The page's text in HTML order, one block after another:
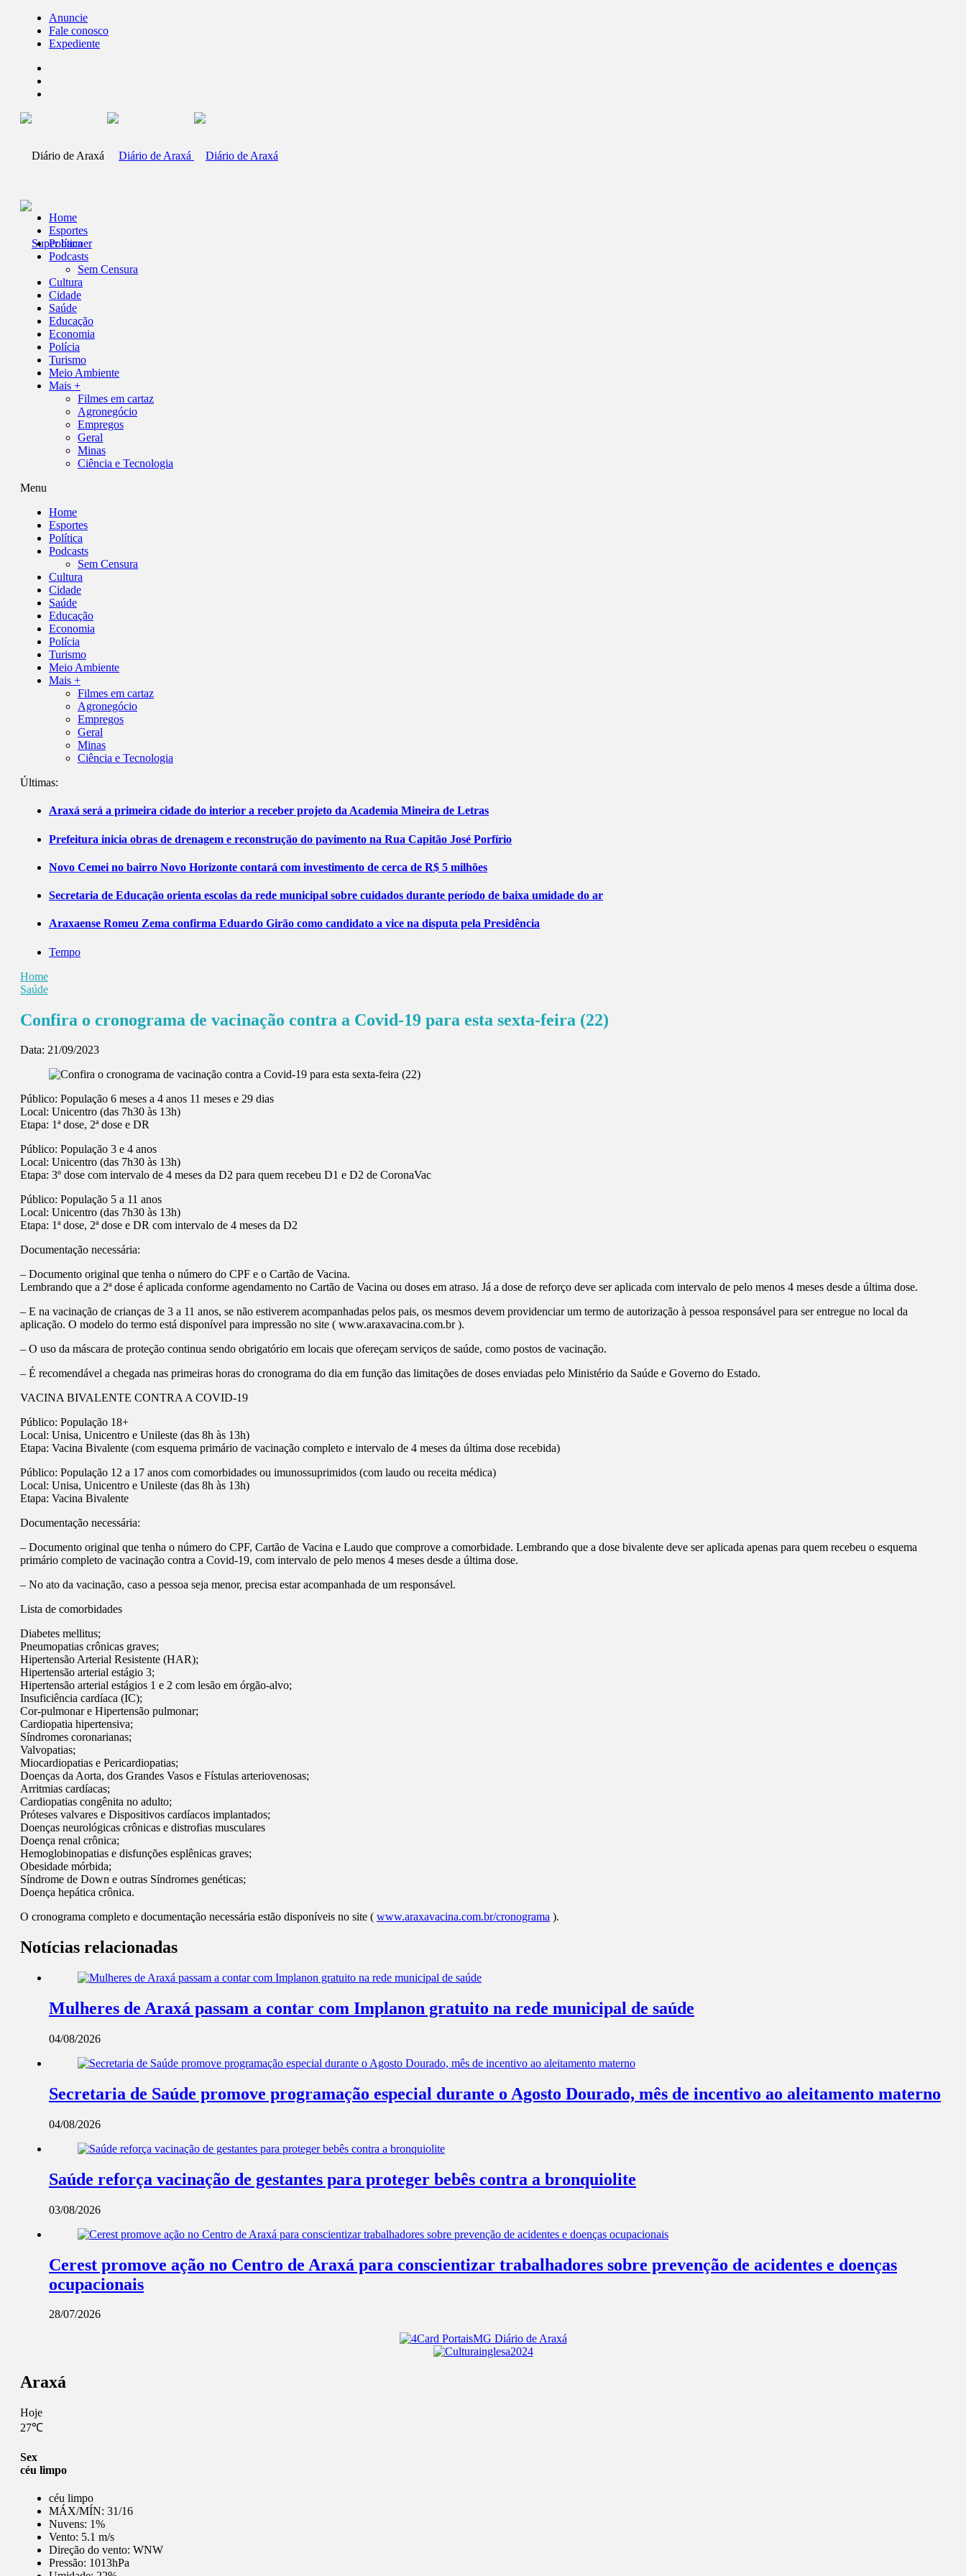
Anuncie
Fale conosco
Expediente
Home
Esportes
Política
Podcasts
Sem Censura
Cultura
Cidade
Saúde
Educação
Economia
Polícia
Turismo
Meio Ambiente
Mais +
Filmes em cartaz
Agronegócio
Empregos
Geral
Minas
Ciência e Tecnologia
Menu
Home
Esportes
Política
Podcasts
Sem Censura
Cultura
Cidade
Saúde
Educação
Economia
Polícia
Turismo
Meio Ambiente
Mais +
Filmes em cartaz
Agronegócio
Empregos
Geral
Minas
Ciência e Tecnologia
Últimas:
Araxá será a primeira cidade do interior a receber projeto da Academia Mineira de Letras
Prefeitura inicia obras de drenagem e reconstrução do pavimento na Rua Capitão José Porfírio
Novo Cemei no bairro Novo Horizonte contará com investimento de cerca de R$ 5 milhões
Secretaria de Educação orienta escolas da rede municipal sobre cuidados durante período de baixa umidade do ar
Araxaense Romeu Zema confirma Eduardo Girão como candidato a vice na disputa pela Presidência
Tempo
Home
Saúde
Confira o cronograma de vacinação contra a Covid-19 para esta sexta-feira (22)
Data: 21/09/2023
Público: População 6 meses a 4 anos 11 meses e 29 dias
Local: Unicentro (das 7h30 às 13h)
Etapa: 1ª dose, 2ª dose e DR
Público: População 3 e 4 anos
Local: Unicentro (das 7h30 às 13h)
Etapa: 3º dose com intervalo de 4 meses da D2 para quem recebeu D1 e D2 de CoronaVac
Público: População 5 a 11 anos
Local: Unicentro (das 7h30 às 13h)
Etapa: 1ª dose, 2ª dose e DR com intervalo de 4 meses da D2
Documentação necessária:
– Documento original que tenha o número do CPF e o Cartão de Vacina.
Lembrando que a 2ª dose é aplicada conforme agendamento no Cartão de Vacina ou doses em atraso. Já a dose de reforço deve ser aplicada com intervalo de pelo menos 4 meses desde a última dose.
– E na vacinação de crianças de 3 a 11 anos, se não estiverem acompanhadas pelos pais, os mesmos devem providenciar um termo de autorização à pessoa responsável para ser entregue no local da
aplicação. O modelo do termo está disponível para impressão no site ( www.araxavacina.com.br).
– O uso da máscara de proteção continua sendo obrigatório em locais que ofereçam serviços de saúde, como postos de vacinação.
– É recomendável a chegada nas primeiras horas do cronograma do dia em função das limitações de doses enviadas pelo Ministério da Saúde e Governo do Estado.
VACINA BIVALENTE CONTRA A COVID-19
Público: População 18+
Local: Unisa, Unicentro e Unileste (das 8h às 13h)
Etapa: Vacina Bivalente (com esquema primário de vacinação completo e intervalo de 4 meses da última dose recebida)
Público: População 12 a 17 anos com comorbidades ou imunossuprimidos (com laudo ou receita médica)
Local: Unisa, Unicentro e Unileste (das 8h às 13h)
Etapa: Vacina Bivalente
Documentação necessária:
– Documento original que tenha o número do CPF, Cartão de Vacina e Laudo que comprove a comorbidade. Lembrando que a dose bivalente deve ser aplicada apenas para quem recebeu o esquema
primário completo de vacinação contra a Covid-19, com intervalo de pelo menos 4 meses desde a última dose.
– No ato da vacinação, caso a pessoa seja menor, precisa estar acompanhada de um responsável.
Lista de comorbidades
Diabetes mellitus;
Pneumopatias crônicas graves;
Hipertensão Arterial Resistente (HAR);
Hipertensão arterial estágio 3;
Hipertensão arterial estágios 1 e 2 com lesão em órgão-alvo;
Insuficiência cardíaca (IC);
Cor-pulmonar e Hipertensão pulmonar;
Cardiopatia hipertensiva;
Síndromes coronarianas;
Valvopatias;
Miocardiopatias e Pericardiopatias;
Doenças da Aorta, dos Grandes Vasos e Fístulas arteriovenosas;
Arritmias cardíacas;
Cardiopatias congênita no adulto;
Próteses valvares e Dispositivos cardíacos implantados;
Doenças neurológicas crônicas e distrofias musculares
Doença renal crônica;
Hemoglobinopatias e disfunções esplênicas graves;
Obesidade mórbida;
Síndrome de Down e outras Síndromes genéticas;
Doença hepática crônica.
O cronograma completo e documentação necessária estão disponíveis no site ( www.araxavacina.com.br/cronograma ).
Notícias relacionadas
Mulheres de Araxá passam a contar com Implanon gratuito na rede municipal de saúde
04/08/2026
Secretaria de Saúde promove programação especial durante o Agosto Dourado, mês de incentivo ao aleitamento materno
04/08/2026
Saúde reforça vacinação de gestantes para proteger bebês contra a bronquiolite
03/08/2026
Cerest promove ação no Centro de Araxá para conscientizar trabalhadores sobre prevenção de acidentes e doenças
ocupacionais
28/07/2026
Araxá
Hoje
27℃
Sex
céu limpo
céu limpo
MÁX/MÍN: 31/16
Nuvens: 1%
Vento: 5.1 m/s
Direção do vento: WNW
Pressão: 1013hPa